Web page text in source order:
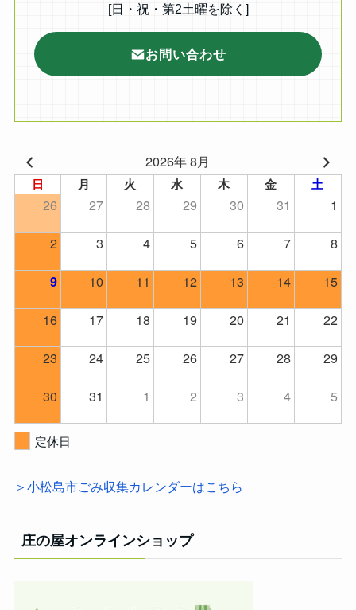
[日・祝・第2土曜を除く]
お問い合わせ
2026年 8月
日 月 火 水 木 金 土
26 27 28 29 30 31
1
2
3 4 5 6 7 8
9 10 11 12 13 14
15
16
17 18 19 20 21
22
23
24 25 26 27 28
29
30
31 1 2 3 4 5
定休日
＞小松島市ごみ収集カレンダーはこちら
庄の屋オンラインショップ